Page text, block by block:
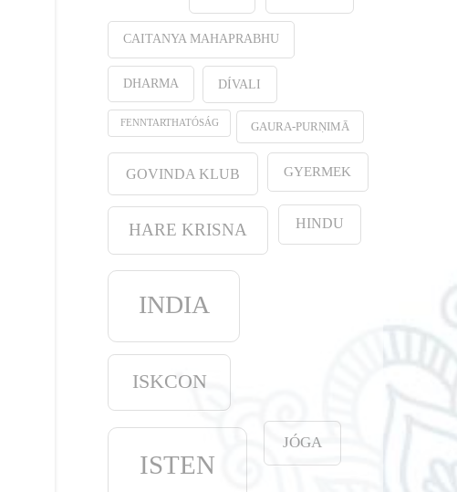
CAITANYA MAHAPRABHU
DHARMA DÍVALI
FENNTARTHATÓSÁG GAURA-PURṆIMĀ
GOVINDA KLUB GYERMEK
HARE KRISNA HINDU
INDIA
ISKCON
ISTEN
JÓGA